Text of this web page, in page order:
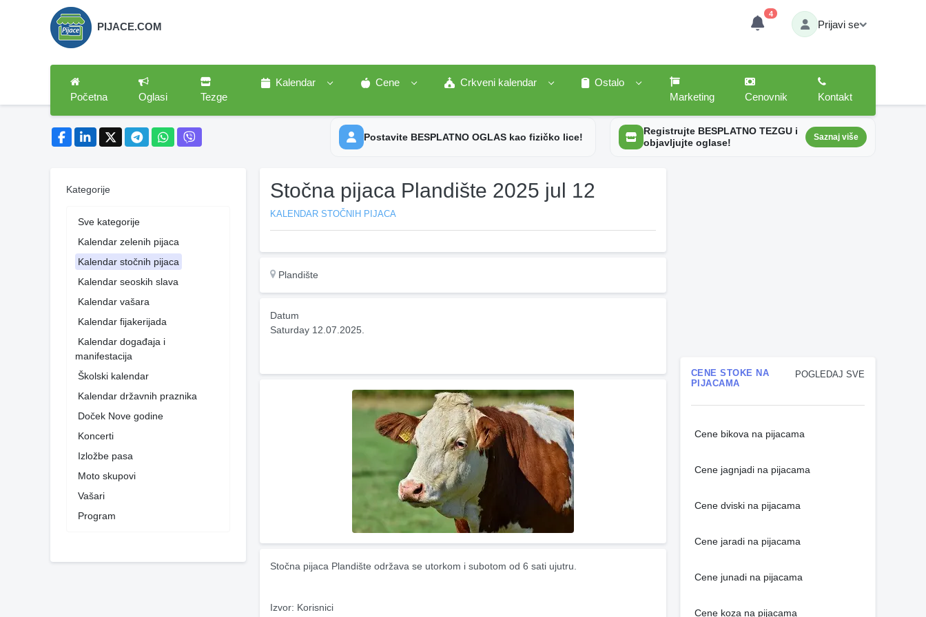
PIJACE.COM
4
Prijavi se
Početna Oglasi Tezge
Kalendar Cene Crkveni kalendar
Ostalo
Marketing
Cenovnik Kontakt
Postavite BESPLATNO OGLAS kao fizičko lice!
Registrujte BESPLATNO TEZGU i
objavljujte oglase!
Saznaj više
Kategorije
Sve kategorije
Kalendar zelenih pijaca
Kalendar stočnih pijaca
Kalendar seoskih slava
Kalendar vašara
Kalendar fijakerijada
Kalendar događaja i
manifestacija
Školski kalendar
Kalendar državnih praznika
Doček Nove godine
Koncerti
Izložbe pasa
Moto skupovi
Vašari
Program
Stočna pijaca Plandište 2025 jul 12
KALENDAR STOČNIH PIJACA
Plandište
Datum
Saturday 12.07.2025.
Stočna pijaca Plandište održava se utorkom i subotom od 6 sati ujutru.
Izvor: Korisnici
POGLEDAJ SVE
CENE STOKE NA
PIJACAMA
Cene bikova na pijacama
Cene jagnjadi na pijacama
Cene dviski na pijacama
Cene jaradi na pijacama
Cene junadi na pijacama
Cene koza na pijacama